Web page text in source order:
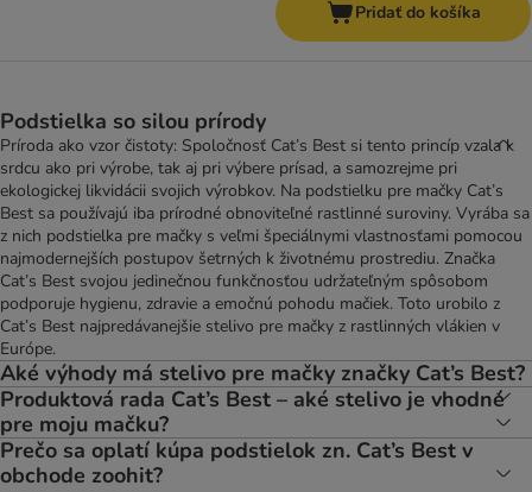
Pridať do košíka
Podstielka so silou prírody
Príroda ako vzor čistoty: Spoločnosť Cat’s Best si tento princíp vzala k
srdcu ako pri výrobe, tak aj pri výbere prísad, a samozrejme pri
ekologickej likvidácii svojich výrobkov. Na podstielku pre mačky Cat’s
Best sa používajú iba prírodné obnoviteľné rastlinné suroviny. Vyrába sa
z nich podstielka pre mačky s veľmi špeciálnymi vlastnosťami pomocou
najmodernejších postupov šetrných k životnému prostrediu. Značka
Cat’s Best svojou jedinečnou funkčnosťou udržateľným spôsobom
podporuje hygienu, zdravie a emočnú pohodu mačiek. Toto urobilo z
Cat’s Best najpredávanejšie stelivo pre mačky z rastlinných vlákien v
Európe.
Aké výhody má stelivo pre mačky značky Cat’s Best?
Produktová rada Cat’s Best – aké stelivo je vhodné
pre moju mačku?
Prečo sa oplatí kúpa podstielok zn. Cat’s Best v
obchode zoohit?